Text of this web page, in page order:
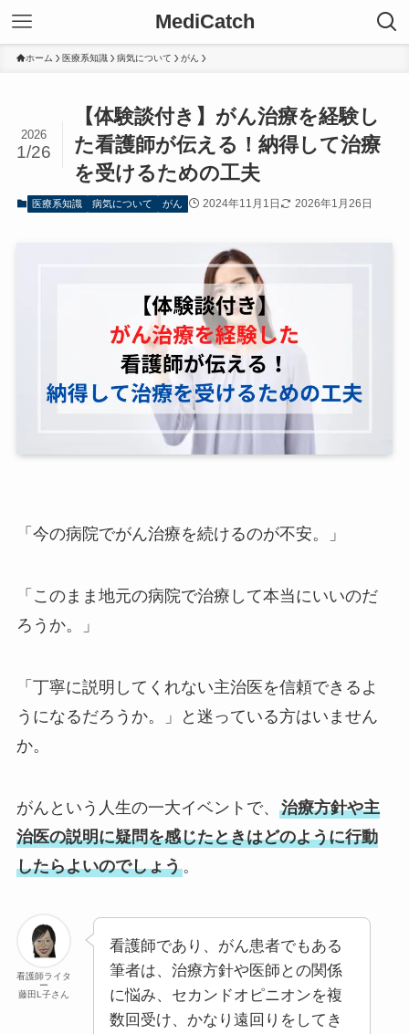
MediCatch
ホーム 医療系知識 病気について がん
【体験談付き】がん治療を経験し
た看護師が伝える！納得して治療
を受けるための工夫
2026
1/26
医療系知識 病気について がん 2024年11月1日 2026年1月26日
「今の病院でがん治療を続けるのが不安。」
「このまま地元の病院で治療して本当にいいのだ
ろうか。」
「丁寧に説明してくれない主治医を信頼できるよ
うになるだろうか。」と迷っている方はいません
か。
がんという人生の一大イベントで、 治療方針や主
治医の説明に疑問を感じたときはどのように行動
したらよいのでしょう。
看護師ライタ
ー
藤田L子さん
看護師であり、がん患者でもある
筆者は、治療方針や医師との関係
に悩み、セカンドオピニオンを複
数回受け、かなり遠回りをしてき